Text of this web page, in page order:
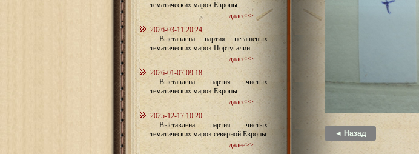
тематических марок Европы
далее>>
2026-03-11 20:24
Выставлена партия негашеных
тематических марок Португалии
далее>>
2026-01-07 09:18
Выставлена партия чистых
тематических марок Европы
далее>>
2025-12-17 10:20
Выставлена партия чистых
тематических марок северной Европы
далее>>
◄ Назад